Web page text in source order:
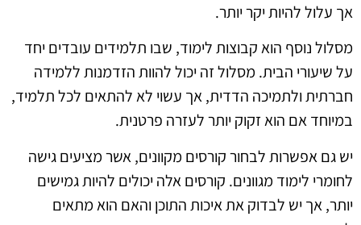
אך עלול להיות יקר יותר.
מסלול נוסף הוא קבוצות לימוד, שבו תלמידים עובדים יחד
על שיעורי הבית. מסלול זה יכול להוות הזדמנות ללמידה
חברתית ולתמיכה הדדית, אך עשוי לא להתאים לכל תלמיד,
במיוחד אם הוא זקוק יותר לעזרה פרטנית.
יש גם אפשרות לבחור קורסים מקוונים, אשר מציעים גישה
לחומרי לימוד מגוונים. קורסים אלה יכולים להיות גמישים
יותר, אך יש לבדוק את איכות התוכן והאם הוא מתאים